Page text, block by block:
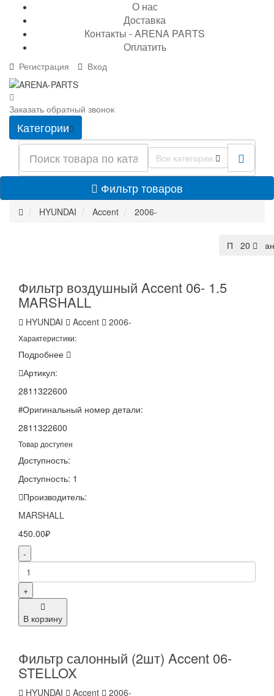
О нас
Доставка
Контакты - ARENA PARTS
Оплатить
Регистрация Вход
Заказать обратный звонок
Категории
Все категории
Фильтр товаров
HYUNDAI Accent 2006-
20
По
Фильтр воздушный Accent 06- 1.5
MARSHALL
HYUNDAI Accent 2006-
Характеристики:
Подробнее
Артикул:
2811322600
Оригинальный номер детали:
2811322600
Товар доступен
Доступность:
Доступность: 1
Производитель:
MARSHALL
450.00₽
-
+
В корзину
Фильтр салонный (2шт) Accent 06-
STELLOX
HYUNDAI Accent 2006-